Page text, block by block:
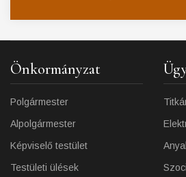
Önkormányzat
Polgármester
Alpolgármester
Képviselő testület
Testületi ülések